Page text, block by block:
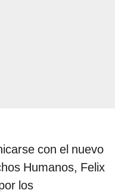
con el nuevo
Humanos, Felix
los